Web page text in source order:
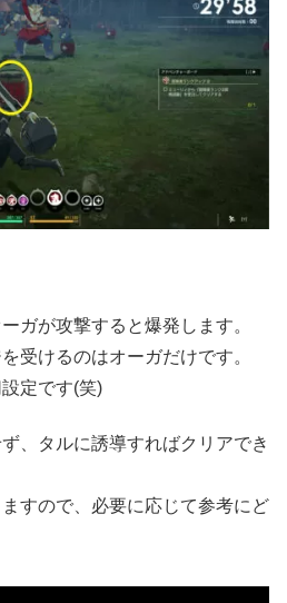
ガが攻撃すると爆発します。
受けるのはオーガだけです。
定です(笑)
、タルに誘導すればクリアでき
すので、必要に応じて参考にど